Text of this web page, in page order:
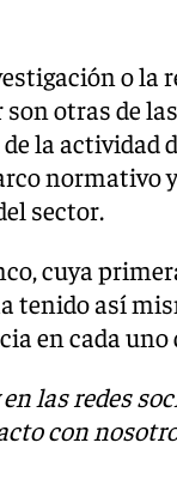
o
son otras de
la
sector.
cuya
tenido así
en cada
en las redes
con